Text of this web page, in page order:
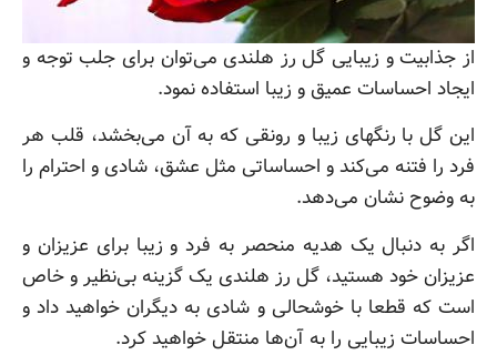
از جذابیت و زیبایی گل رز هلندی می‌توان برای جلب توجه و
ایجاد احساسات عمیق و زیبا استفاده نمود.
این گل با رنگهای زیبا و رونقی که به آن می‌بخشد، قلب هر
فرد را فتنه می‌کند و احساساتی مثل عشق، شادی و احترام را
به وضوح نشان می‌دهد.
اگر به دنبال یک هدیه منحصر به فرد و زیبا برای عزیزان و
عزیزان خود هستید، گل رز هلندی یک گزینه بی‌نظیر و خاص
است که قطعا با خوشحالی و شادی به دیگران خواهید داد و
احساسات زیبایی را به آن‌ها منتقل خواهید کرد.